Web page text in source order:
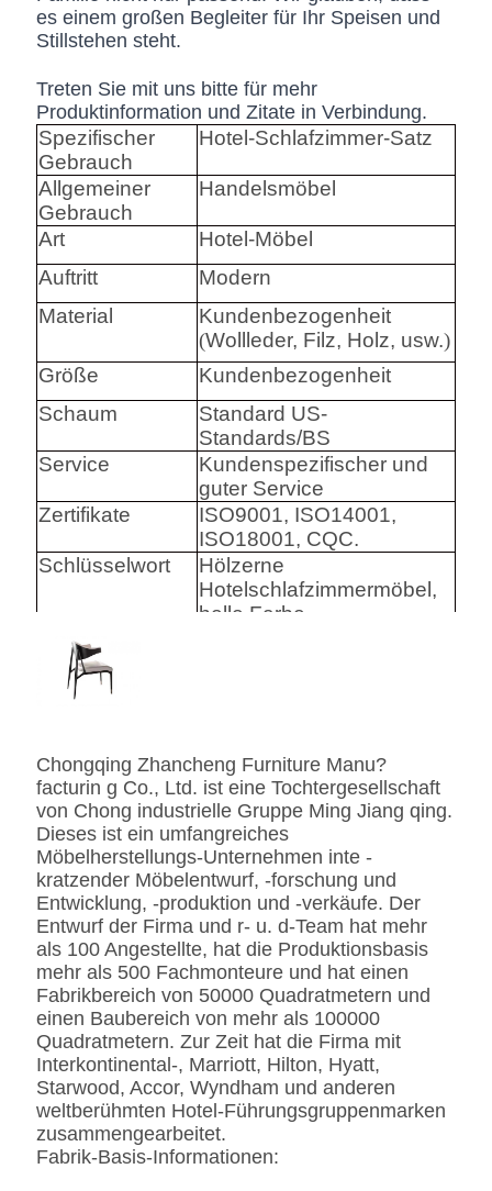
es einem großen Begleiter für Ihr Speisen und
Stillstehen steht.
Treten Sie mit uns bitte für mehr
Produktinformation und Zitate in Verbindung.
Spezifischer
Gebrauch
Hotel-Schlafzimmer-Satz
Allgemeiner
Gebrauch
Handelsmöbel
Art
Hotel-Möbel
Auftritt
Modern
Material
Kundenbezogenheit
(Wollleder, Filz, Holz, usw.)
Größe
Kundenbezogenheit
Schaum
Standard US-
Standards/BS
Service
Kundenspezifischer und
guter Service
Zertifikate
ISO9001, ISO14001,
ISO18001, CQC.
Schlüsselwort
Hölzerne
Hotelschlafzimmermöbel,
helle Farbe
Harware
Gewebe
Leder-/echtes
Leder-/Microfiber-Leder-
CA117 Standard oder
BS5852 Standardire des
Gewebe-/PU beständig
SS
Edelstahl #201 #304 #316,
bürstete oder
Spiegeloberfläche.
Fingerprintless
Verarbeitung
Marmor
Natürliches ausgeführt,
Kunde-spezifizierten
Chongqing Zhancheng Furniture Manu?
facturin g Co., Ltd. ist eine Tochtergesellschaft
von Chong industrielle Gruppe Ming Jiang qing.
Dieses ist ein umfangreiches
Möbelherstellungs-Unternehmen inte -
kratzender Möbelentwurf, -forschung und
Entwicklung, -produktion und -verkäufe. Der
Entwurf der Firma und r- u. d-Team hat mehr
als 100 Angestellte, hat die Produktionsbasis
mehr als 500 Fachmonteure und hat einen
Fabrikbereich von 50000 Quadratmetern und
einen Baubereich von mehr als 100000
Quadratmetern. Zur Zeit hat die Firma mit
Interkontinental-, Marriott, Hilton, Hyatt,
Starwood, Accor, Wyndham und anderen
weltberühmten Hotel-Führungsgruppenmarken
zusammengearbeitet.
Fabrik-Basis-Informationen: